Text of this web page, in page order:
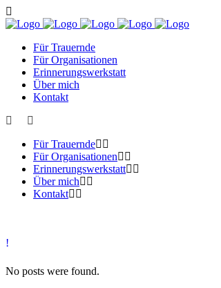
Für Trauernde
Für Organisationen
Erinnerungswerkstatt
Über mich
Kontakt
Für Trauernde
Für Organisationen
Erinnerungswerkstatt
Über mich
Kontakt
No posts were found.